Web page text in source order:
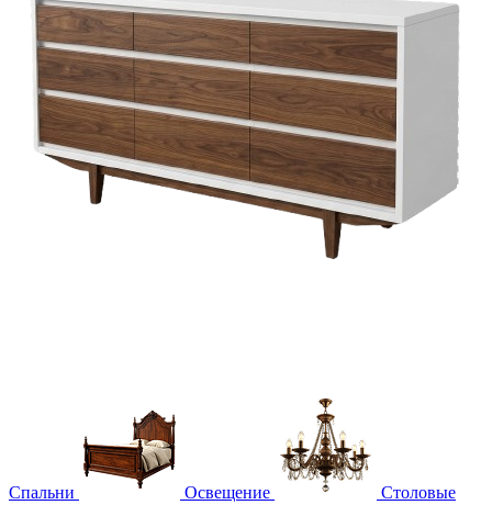
Спальни Освещение Столовые